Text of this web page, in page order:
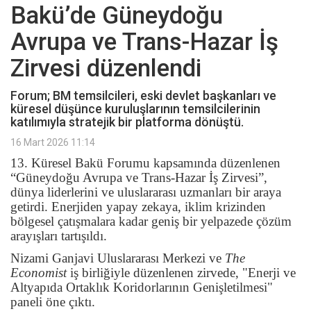
Bakü’de Güneydoğu
Avrupa ve Trans-Hazar İş
Zirvesi düzenlendi
Forum; BM temsilcileri, eski devlet başkanları ve
küresel düşünce kuruluşlarının temsilcilerinin
katılımıyla stratejik bir platforma dönüştü.
16 Mart 2026 11:14
13. Küresel Bakü Forumu kapsamında düzenlenen
“Güneydoğu Avrupa ve Trans-Hazar İş Zirvesi”,
dünya liderlerini ve uluslararası uzmanları bir araya
getirdi. Enerjiden yapay zekaya, iklim krizinden
bölgesel çatışmalara kadar geniş bir yelpazede çözüm
arayışları tartışıldı.
Nizami Ganjavi Uluslararası Merkezi ve The
Economistiş birliğiyle düzenlenen zirvede, "Enerji ve
Altyapıda Ortaklık Koridorlarının Genişletilmesi"
paneli öne çıktı.